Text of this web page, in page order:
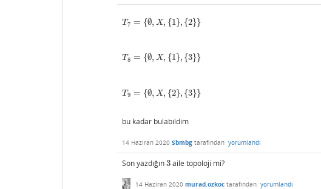
T7 = {∅, X, {1}, {2}}
T7 ={∅ ,X,{ 1},{2 }}
T8 = {∅, X, {1}, {3}}
T8 ={∅ ,X,{ 1},{3 }}
T9 = {∅, X, {2}, {3}}
T9 ={∅ ,X,{ 2},{3 }}
bu kadar bulabildim
14 Haziran 2020 Sbmbg tarafından yorumlandı
Son yazdığın3
3aile topoloji mi?
14 Haziran 2020 murad.ozkoc tarafından yorumlandı